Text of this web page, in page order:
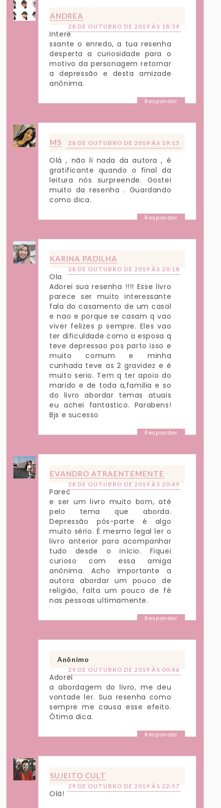
ANDREA
28 DE OUTUBRO DE 2019 ÀS 18:39
Intere
ssante o enredo, a tua resenha
desperta a curiosidade para o
motivo da personagem retornar
a depressão e desta amizade
anônima.
Responder
MS 28 DE OUTUBRO DE 2019 ÀS 19:15
Olá , não li nada da autora , é
gratificante quando o final da
leitura nós surpreende. Gostei
muito da resenha . Guardando
como dica.
Responder
KARINA PADILHA
28 DE OUTUBRO DE 2019 ÀS 20:18
Ola
Adorei sua resenha !!!! Esse livro
parece ser muito interessante
fala do casamento de um casal
e nao e porque se casam q vao
viver felizes p sempre. Eles vao
ter dificuldade como a esposa q
teve depressao pos parto isso e
muito comum e minha
cunhada teve as 2 gravidez e é
muito serio. Tem q ter apoio do
marido e de toda a,familia e so
do livro abordar temas atuais
eu achei fantastico. Parabens!
Bjs e sucesso
Responder
EVANDRO ATRAENTEMENTE
28 DE OUTUBRO DE 2019 ÀS 20:49
Parec
e ser um livro muito bom, até
pelo tema que aborda.
Depressão pós-parte é algo
muito sério. É mesmo legal ler o
livro anterior para acompanhar
tudo desde o início. Fiquei
curioso com essa amiga
anônima. Acho importante a
autora abordar um pouco de
religião, falta um pouco de fé
nas pessoas ultimamente.
Responder
Anônimo
29 DE OUTUBRO DE 2019 ÀS 00:46
Adorei
a abordagem do livro, me deu
vontade ler. Sua resenha como
sempre me causa esse efeito.
Ótima dica.
Responder
SUJEITO CULT
29 DE OUTUBRO DE 2019 ÀS 22:57
Olá!